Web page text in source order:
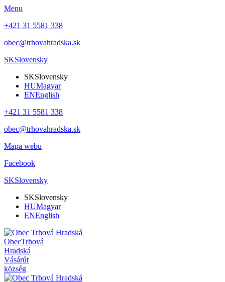
Menu
+421 31 5581 338
obec@trhovahradska.sk
SKSlovensky
SKSlovensky
HUMagyar
ENEnglish
+421 31 5581 338
obec@trhovahradska.sk
Mapa webu
Facebook
SKSlovensky
SKSlovensky
HUMagyar
ENEnglish
ObecTrhová
Hradská
Vásárút
község